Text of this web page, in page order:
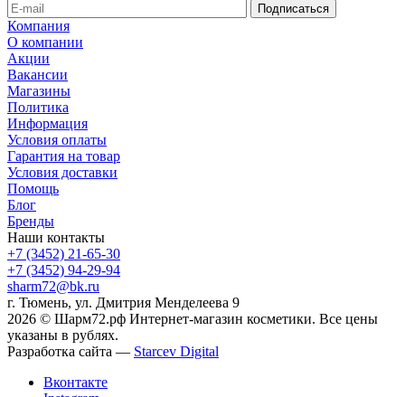
Компания
О компании
Акции
Вакансии
Магазины
Политика
Информация
Условия оплаты
Гарантия на товар
Условия доставки
Помощь
Блог
Бренды
Наши контакты
+7 (3452) 21-65-30
+7 (3452) 94-29-94
sharm72@bk.ru
г. Тюмень, ул. Дмитрия Менделеева 9
2026 © Шарм72.рф Интернет-магазин косметики. Все цены
указаны в рублях.
Разработка сайта — Starcev Digital
Вконтакте